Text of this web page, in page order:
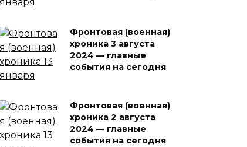
Фронтовая (военная)
хроника 3 августа
2024 — главные
события на сегодня
Фронтовая (военная)
хроника 2 августа
2024 — главные
события на сегодня